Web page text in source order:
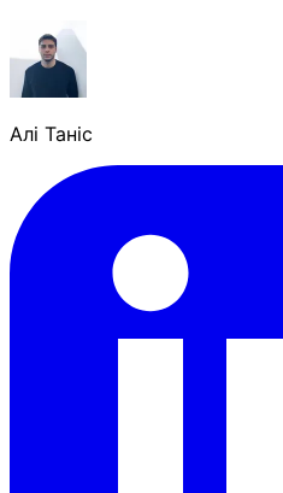
Алі Таніс